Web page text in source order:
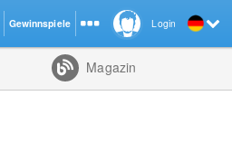
Magazin
Login
Gewinnspiele